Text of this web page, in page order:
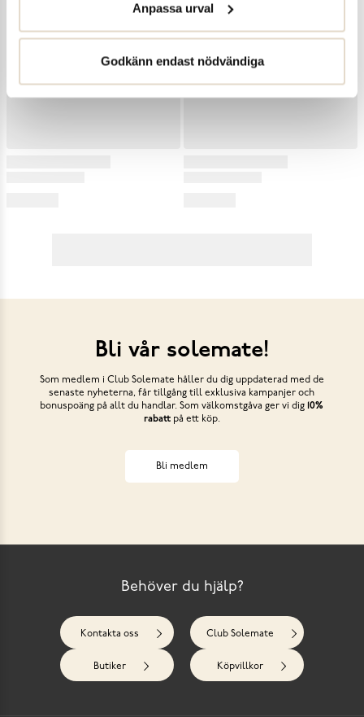
Anpassa urval
Godkänn endast nödvändiga
Bli vår solemate!
Som medlem i Club Solemate håller du dig uppdaterad med de
senaste nyheterna, får tillgång till exklusiva kampanjer och
bonuspoäng på allt du handlar. Som välkomstgåva ger vi dig 10%
rabattpå ett köp.
Bli medlem
Behöver du hjälp?
Kontakta oss Club Solemate
Butiker Köpvillkor